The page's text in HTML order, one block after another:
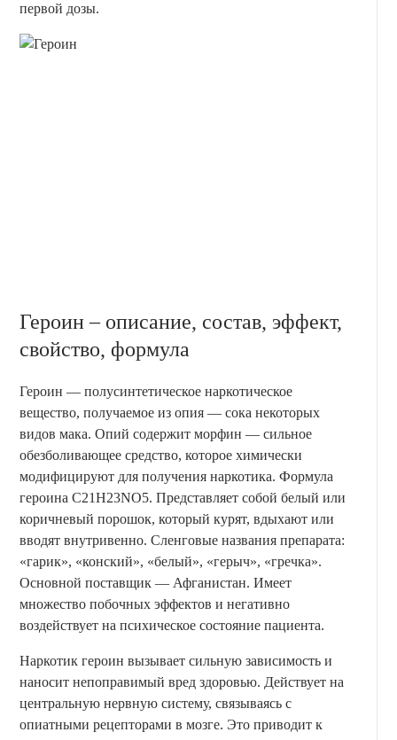
первой дозы.
Героин – описание, состав, эффект,
свойство, формула
Героин — полусинтетическое наркотическое
вещество, получаемое из опия — сока некоторых
видов мака. Опий содержит морфин — сильное
обезболивающее средство, которое химически
модифицируют для получения наркотика. Формула
героина C21H23NO5. Представляет собой белый или
коричневый порошок, который курят, вдыхают или
вводят внутривенно. Сленговые названия препарата:
«гарик», «конский», «белый», «герыч», «гречка».
Основной поставщик — Афганистан. Имеет
множество побочных эффектов и негативно
воздействует на психическое состояние пациента.
Наркотик героин вызывает сильную зависимость и
наносит непоправимый вред здоровью. Действует на
центральную нервную систему, связываясь с
опиатными рецепторами в мозге. Это приводит к